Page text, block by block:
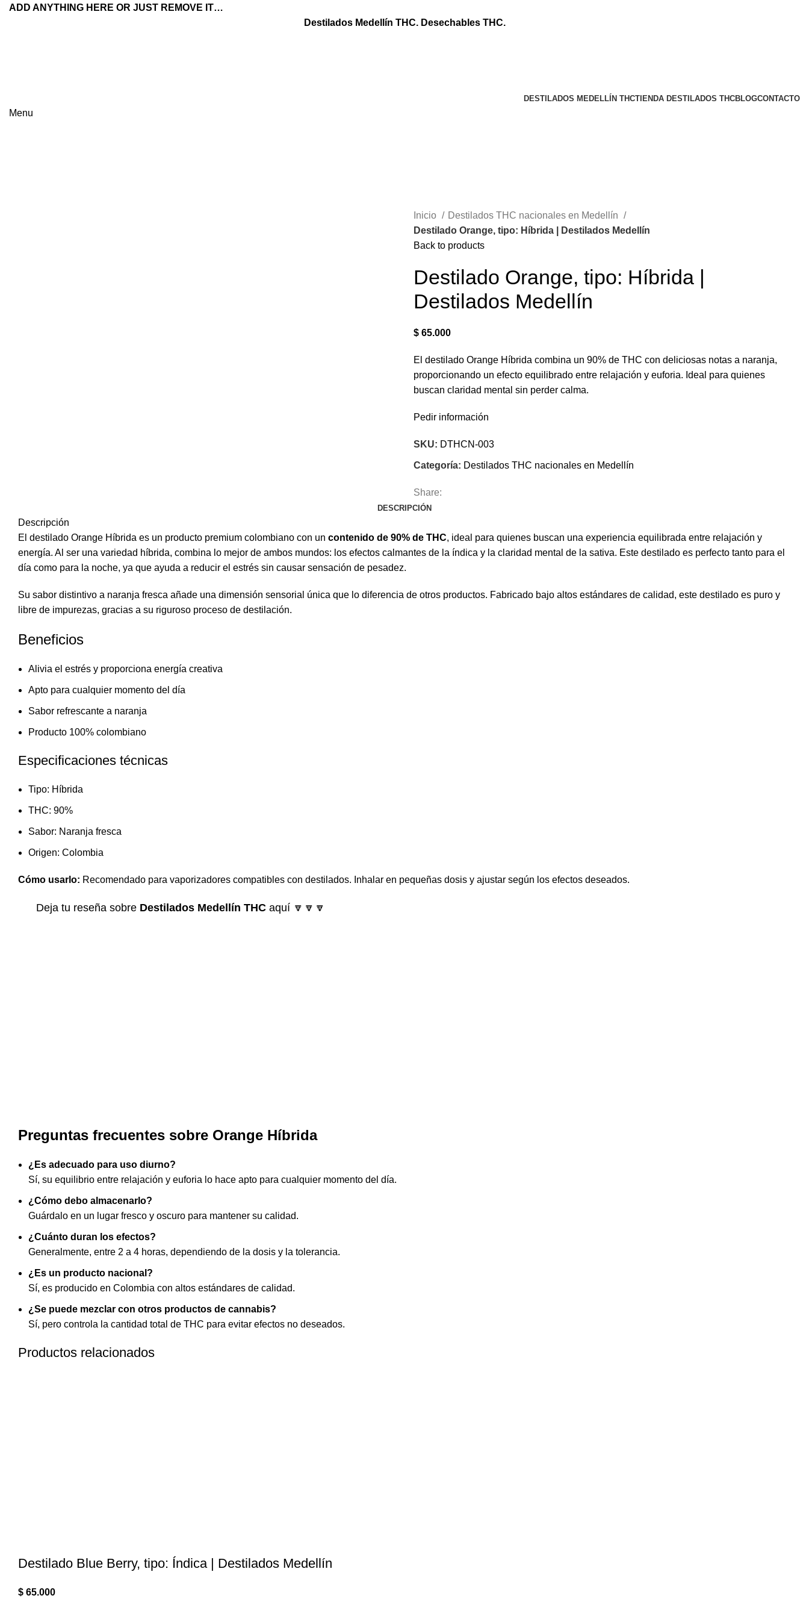
ADD ANYTHING HERE OR JUST REMOVE IT…
Destilados Medellín THC. Desechables THC.
DESTILADOS MEDELLÍN THCTIENDA DESTILADOS THCBLOGCONTACTO
Menu
Inicio
Destilados THC nacionales en Medellín
Destilado Orange, tipo: Híbrida | Destilados Medellín
Back to products
Destilado Orange, tipo: Híbrida |
Destilados Medellín
$ 65.000
El destilado Orange Híbrida combina un 90% de THC con deliciosas notas a naranja,
proporcionando un efecto equilibrado entre relajación y euforia. Ideal para quienes
buscan claridad mental sin perder calma.
Pedir información
SKU: DTHCN-003
Categoría: Destilados THC nacionales en Medellín
Share:
DESCRIPCIÓN
Descripción
El destilado Orange Híbrida es un producto premium colombiano con un contenido de 90% de THC, ideal para quienes buscan una experiencia equilibrada entre relajación y
energía. Al ser una variedad híbrida, combina lo mejor de ambos mundos: los efectos calmantes de la índica y la claridad mental de la sativa. Este destilado es perfecto tanto para el
día como para la noche, ya que ayuda a reducir el estrés sin causar sensación de pesadez.
Su sabor distintivo a naranja fresca añade una dimensión sensorial única que lo diferencia de otros productos. Fabricado bajo altos estándares de calidad, este destilado es puro y
libre de impurezas, gracias a su riguroso proceso de destilación.
Beneficios
Alivia el estrés y proporciona energía creativa
Apto para cualquier momento del día
Sabor refrescante a naranja
Producto 100% colombiano
Especificaciones técnicas
Tipo: Híbrida
THC: 90%
Sabor: Naranja fresca
Origen: Colombia
Cómo usarlo: Recomendado para vaporizadores compatibles con destilados. Inhalar en pequeñas dosis y ajustar según los efectos deseados.
Deja tu reseña sobre Destilados Medellín THC aquí 🔽🔽🔽
Preguntas frecuentes sobre Orange Híbrida
¿Es adecuado para uso diurno?
Sí, su equilibrio entre relajación y euforia lo hace apto para cualquier momento del día.
¿Cómo debo almacenarlo?
Guárdalo en un lugar fresco y oscuro para mantener su calidad.
¿Cuánto duran los efectos?
Generalmente, entre 2 a 4 horas, dependiendo de la dosis y la tolerancia.
¿Es un producto nacional?
Sí, es producido en Colombia con altos estándares de calidad.
¿Se puede mezclar con otros productos de cannabis?
Sí, pero controla la cantidad total de THC para evitar efectos no deseados.
Productos relacionados
Destilado Blue Berry, tipo: Índica | Destilados Medellín
$ 65.000